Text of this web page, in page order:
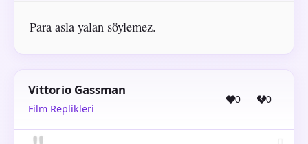
Para asla yalan söylemez.
Vittorio Gassman
Film Replikleri
0 0